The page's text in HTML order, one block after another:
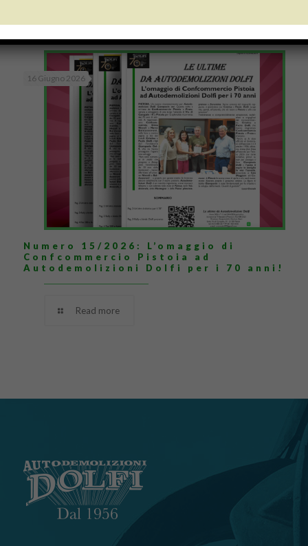
16 Giugno 2026
Numero 15/2026: L’omaggio di
Confcommercio Pistoia ad
Autodemolizioni Dolfi per i 70 anni!
Read more